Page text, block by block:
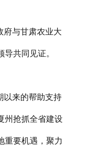
府与甘肃农业大
共同见证。
以来的帮助支持
州抢抓全省建设
重要机遇，聚力